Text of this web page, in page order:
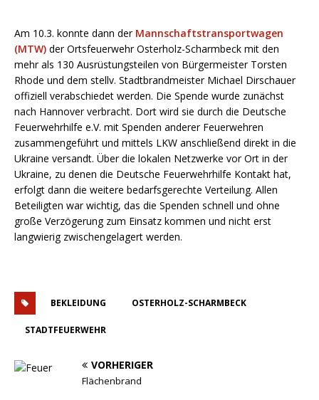
Am 10.3. konnte dann der Mannschaftstransportwagen
(MTW) der Ortsfeuerwehr Osterholz-Scharmbeck mit den
mehr als 130 Ausrüstungsteilen von Bürgermeister Torsten
Rhode und dem stellv. Stadtbrandmeister Michael Dirschauer
offiziell verabschiedet werden. Die Spende wurde zunächst
nach Hannover verbracht. Dort wird sie durch die Deutsche
Feuerwehrhilfe e.V. mit Spenden anderer Feuerwehren
zusammengeführt und mittels LKW anschließend direkt in die
Ukraine versandt. Über die lokalen Netzwerke vor Ort in der
Ukraine, zu denen die Deutsche Feuerwehrhilfe Kontakt hat,
erfolgt dann die weitere bedarfsgerechte Verteilung. Allen
Beteiligten war wichtig, das die Spenden schnell und ohne
große Verzögerung zum Einsatz kommen und nicht erst
langwierig zwischengelagert werden.
BEKLEIDUNG OSTERHOLZ-SCHARMBECK
STADTFEUERWEHR
VORHERIGER
Flächenbrand